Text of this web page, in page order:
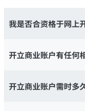
我是否合资格于网上
开立商业账户有任何
开立商业账户需时多